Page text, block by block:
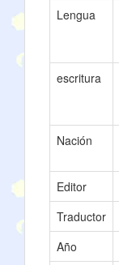
Lengua
escritura
Nación
Editor
Traductor
Año